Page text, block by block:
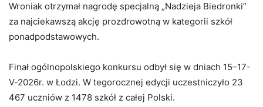
Wroniak otrzymał nagrodę specjalną „Nadzieja Biedronki”
za najciekawszą akcję prozdrowotną w kategorii szkół
ponadpodstawowych.
Finał ogólnopolskiego konkursu odbył się w dniach 15–17-
V-2026r. w Łodzi. W tegorocznej edycji uczestniczyło 23
467 uczniów z 1478 szkół z całej Polski.